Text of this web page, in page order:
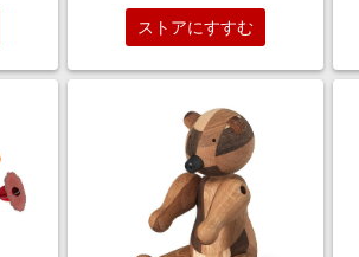
マック合金イエロー
ストアにすすむ